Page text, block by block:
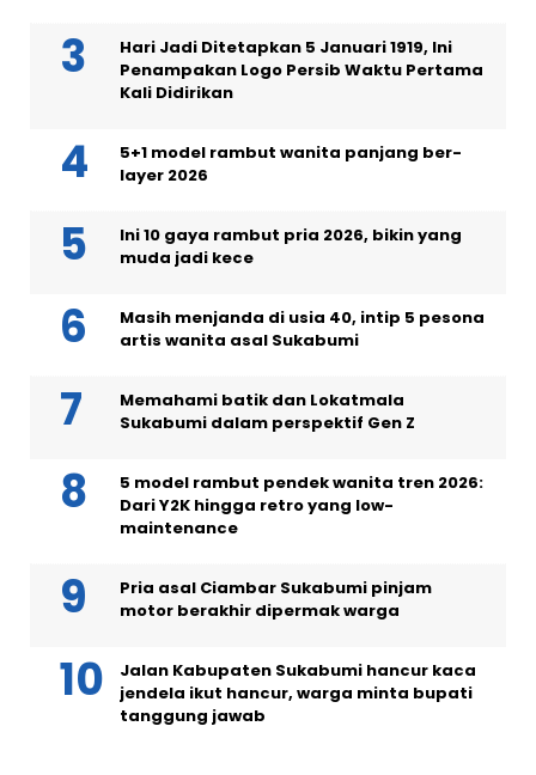
Hari Jadi Ditetapkan 5 Januari 1919, Ini
Penampakan Logo Persib Waktu Pertama
Kali Didirikan
5+1 model rambut wanita panjang ber-
layer 2026
Ini 10 gaya rambut pria 2026, bikin yang
muda jadi kece
Masih menjanda di usia 40, intip 5 pesona
artis wanita asal Sukabumi
Memahami batik dan Lokatmala
Sukabumi dalam perspektif Gen Z
5 model rambut pendek wanita tren 2026:
Dari Y2K hingga retro yang low-
maintenance
Pria asal Ciambar Sukabumi pinjam
motor berakhir dipermak warga
Jalan Kabupaten Sukabumi hancur kaca
jendela ikut hancur, warga minta bupati
tanggung jawab